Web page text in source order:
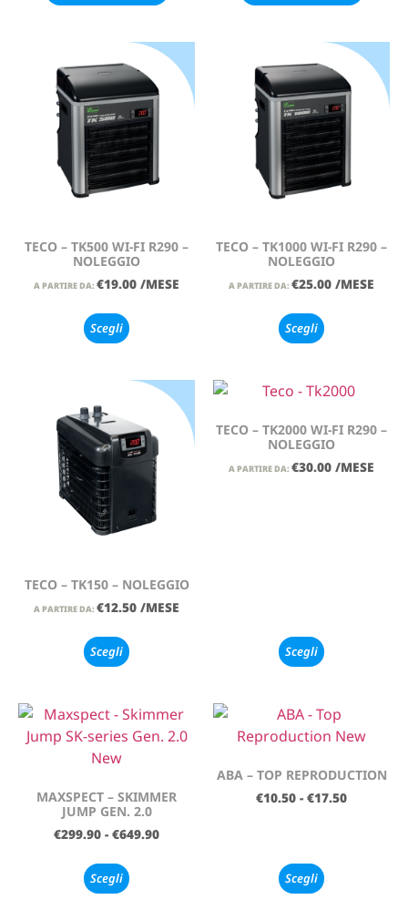
TECO – TK500 WI-FI R290 –
NOLEGGIO
A PARTIRE DA: €19.00 /MESE
Scegli
TECO – TK1000 WI-FI R290 –
NOLEGGIO
A PARTIRE DA: €25.00 /MESE
Scegli
TECO – TK150 – NOLEGGIO
A PARTIRE DA: €12.50 /MESE
Scegli
TECO – TK2000 WI-FI R290 –
NOLEGGIO
A PARTIRE DA: €30.00 /MESE
Scegli
MAXSPECT – SKIMMER
JUMP GEN. 2.0
€299.90 - €649.90
Scegli
ABA – TOP REPRODUCTION
€10.50 - €17.50
Scegli